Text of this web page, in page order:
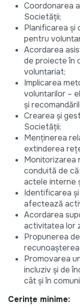
Coordonarea
Societății;
Planificarea și
pentru
Acordarea
de proiecte în
voluntariat;
Implicarea
voluntarilor –
și
Crearea și
Societății;
Menținerea
extinderea
Monitorizarea
conduită de
actele interne
Identificarea
afectează
Acordarea
activitatea lor
Propunerea
Promovarea
incluziv și de
cât și în
Cerințe minime: